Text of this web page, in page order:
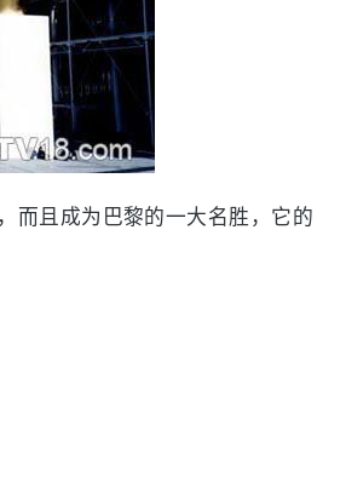
而且成为巴黎的一大名胜，它的